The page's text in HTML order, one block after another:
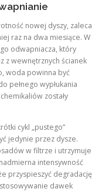
nowej dyszy, zaleca
raz na dwa miesiące. W
odwapniacza, który
z wewnętrznych ścianek
woda powinna być
pełnego wypłukania
zostały
cykl „pustego”
jedynie przez dysze.
w filtrze i utrzymuje
intensywność
przyspieszyć degradację
dawek